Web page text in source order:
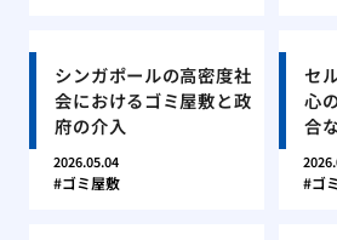
シンガポールの高密度社
会におけるゴミ屋敷と政
府の介入
2026.05.04
ゴミ屋敷
セ
心
合
ゴ